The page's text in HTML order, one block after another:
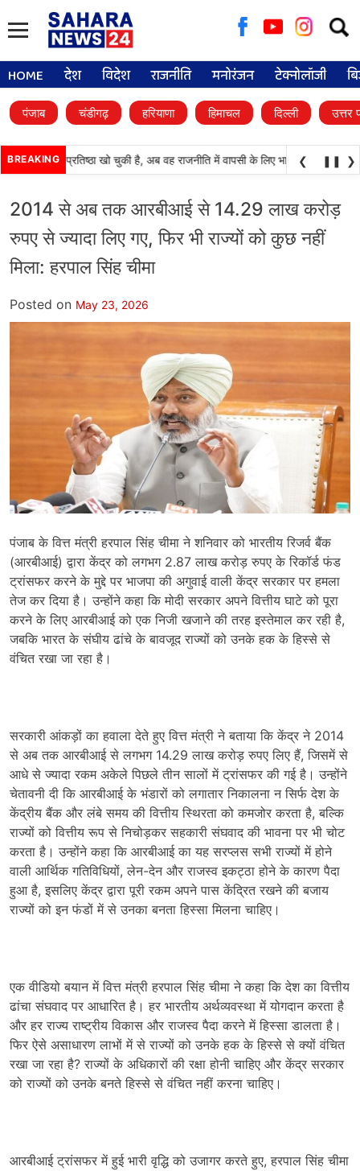
for:
HOME देश विदेश राजनीति मनोरंजन टेक्नोलॉजी
पंजाब चंडीगढ़ हरियाणा हिमाचल दिल्ली उत्तर
BREAKING
दल) अपनी प्रतिष्ठा खो चुकी है, अब वह राजनीति में वापसी के लिए भाजपा से समझौता
❮ ❚❚ ❯
2014 से अब तक आरबीआई से 14.29 लाख करोड़
रुपए से ज्यादा लिए गए, फिर भी राज्यों को कुछ नहीं
मिला: हरपाल सिंह चीमा
Posted on May 23, 2026
पंजाब के वित्त मंत्री हरपाल सिंह चीमा ने शनिवार को भारतीय रिजर्व बैंक
(आरबीआई) द्वारा केंद्र को लगभग 2.87 लाख करोड़ रुपए के रिकॉर्ड फंड
ट्रांसफर करने के मुद्दे पर भाजपा की अगुवाई वाली केंद्र सरकार पर हमला
तेज कर दिया है। उन्होंने कहा कि मोदी सरकार अपने वित्तीय घाटे को पूरा
करने के लिए आरबीआई को एक निजी खजाने की तरह इस्तेमाल कर रही है,
जबकि भारत के संघीय ढांचे के बावजूद राज्यों को उनके हक के हिस्से से
वंचित रखा जा रहा है।
सरकारी आंकड़ों का हवाला देते हुए वित्त मंत्री ने बताया कि केंद्र ने 2014
से अब तक आरबीआई से लगभग 14.29 लाख करोड़ रुपए लिए हैं, जिसमें से
आधे से ज्यादा रकम अकेले पिछले तीन सालों में ट्रांसफर की गई है। उन्होंने
चेतावनी दी कि आरबीआई के भंडारों को लगातार निकालना न सिर्फ देश के
केंद्रीय बैंक और लंबे समय की वित्तीय स्थिरता को कमजोर करता है, बल्कि
राज्यों को वित्तीय रूप से निचोड़कर सहकारी संघवाद की भावना पर भी चोट
करता है। उन्होंने कहा कि आरबीआई का यह सरप्लस सभी राज्यों में होने
वाली आर्थिक गतिविधियों, लेन-देन और राजस्व इकट्ठा होने के कारण पैदा
हुआ है, इसलिए केंद्र द्वारा पूरी रकम अपने पास केंद्रित रखने की बजाय
राज्यों को इन फंडों में से उनका बनता हिस्सा मिलना चाहिए।
एक वीडियो बयान में वित्त मंत्री हरपाल सिंह चीमा ने कहा कि देश का वित्तीय
ढांचा संघवाद पर आधारित है। हर भारतीय अर्थव्यवस्था में योगदान करता है
और हर राज्य राष्ट्रीय विकास और राजस्व पैदा करने में हिस्सा डालता है।
फिर ऐसे असाधारण लाभों में से राज्यों को उनके हक के हिस्से से क्यों वंचित
रखा जा रहा है? राज्यों के अधिकारों की रक्षा होनी चाहिए और केंद्र सरकार
को राज्यों को उनके बनते हिस्से से वंचित नहीं करना चाहिए।
आरबीआई ट्रांसफर में हुई भारी वृद्धि को उजागर करते हुए, हरपाल सिंह चीमा